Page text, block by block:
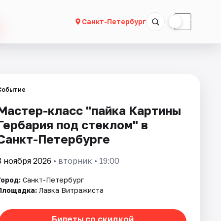
Санкт-Петербург ☾
класс "пайка Картины
под стеклом" в
Петербурге
ноября 2026 • вторник • 19:00
Санкт-Петербург
Лавка Витражиста
Билеты со скидкой